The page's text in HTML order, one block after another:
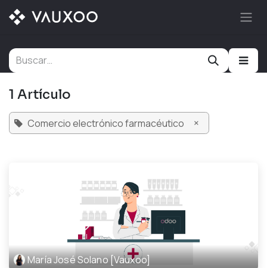
Ir al contenido
1 Artículo
Comercio electrónico farmacéutico ×
María José Solano [Vauxoo]